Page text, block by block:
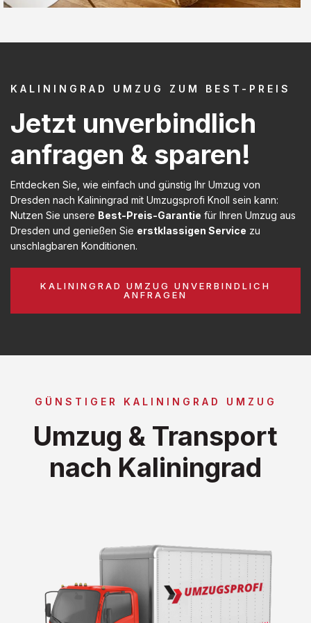
KALININGRAD UMZUG ZUM BEST-PREIS
Jetzt unverbindlich
anfragen & sparen!
Entdecken Sie, wie einfach und günstig Ihr Umzug von
Dresden nach Kaliningrad mit Umzugsprofi Knoll sein kann:
Nutzen Sie unsere Best-Preis-Garantie für Ihren Umzug aus
Dresden und genießen Sie erstklassigen Service zu
unschlagbaren Konditionen.
KALININGRAD UMZUG UNVERBINDLICH
ANFRAGEN
GÜNSTIGER KALININGRAD UMZUG
Umzug & Transport
nach Kaliningrad